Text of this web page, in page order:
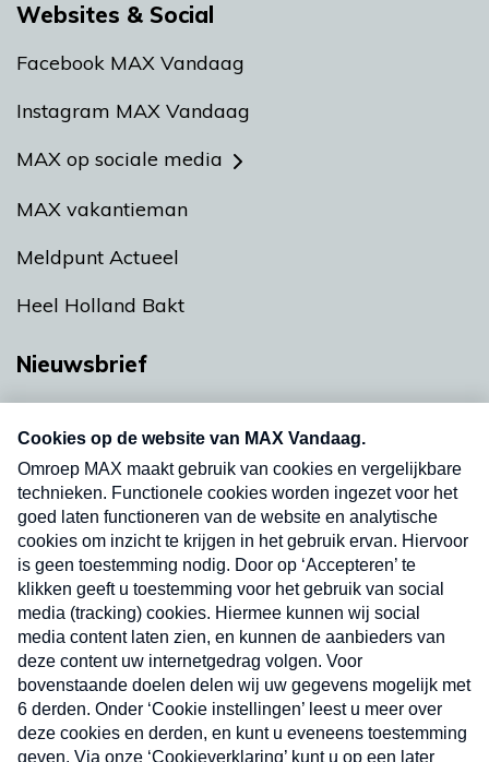
Websites & Social
Facebook MAX Vandaag
Instagram MAX Vandaag
MAX op sociale media
MAX vakantieman
Meldpunt Actueel
Heel Holland Bakt
Nieuwsbrief
nieuwsbrief. Elke vrijdag- en dinsdagochtend in
uw mailbox.
Verzend
Nieuwsbrief